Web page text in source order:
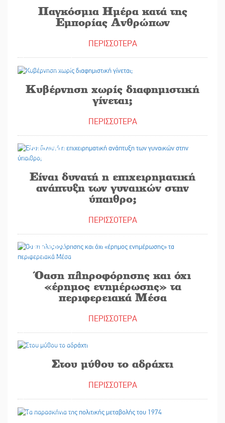
Παγκόσμια Ημέρα κατά της
Εμπορίας Ανθρώπων
ΠΕΡΙΣΣΟΤΕΡΑ
Κυβέρνηση χωρίς διαφημιστική
γίνεται;
ΠΕΡΙΣΣΟΤΕΡΑ
29/07/2026
Είναι δυνατή η επιχειρηματική
ανάπτυξη των γυναικών στην
ύπαιθρο;
ΠΕΡΙΣΣΟΤΕΡΑ
29/07/2026
Όαση πληροφόρησης και όχι
«έρημος ενημέρωσης» τα
περιφερειακά Μέσα
ΠΕΡΙΣΣΟΤΕΡΑ
Στου μύθου το αδράχτι
ΠΕΡΙΣΣΟΤΕΡΑ